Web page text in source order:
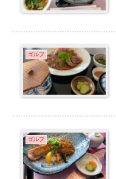
ゴルフ
ゴルフ